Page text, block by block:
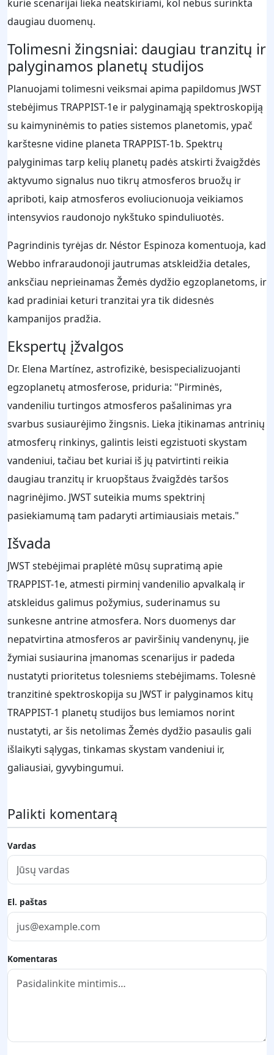
kurie scenarijai lieka neatskiriami, kol nebus surinkta
daugiau duomenų.
Tolimesni žingsniai: daugiau tranzitų ir
palyginamos planetų studijos
Planuojami tolimesni veiksmai apima papildomus JWST
stebėjimus TRAPPIST-1e ir palyginamąją spektroskopiją
su kaimyninėmis to paties sistemos planetomis, ypač
karštesne vidine planeta TRAPPIST-1b. Spektrų
palyginimas tarp kelių planetų padės atskirti žvaigždės
aktyvumo signalus nuo tikrų atmosferos bruožų ir
apriboti, kaip atmosferos evoliucionuoja veikiamos
intensyvios raudonojo nykštuko spinduliuotės.
Pagrindinis tyrėjas dr. Néstor Espinoza komentuoja, kad
Webbo infraraudonoji jautrumas atskleidžia detales,
anksčiau neprieinamas Žemės dydžio egzoplanetoms, ir
kad pradiniai keturi tranzitai yra tik didesnės
kampanijos pradžia.
Ekspertų įžvalgos
Dr. Elena Martínez, astrofizikė, besispecializuojanti
egzoplanetų atmosferose, priduria: "Pirminės,
vandeniliu turtingos atmosferos pašalinimas yra
svarbus susiaurėjimo žingsnis. Lieka įtikinamas antrinių
atmosferų rinkinys, galintis leisti egzistuoti skystam
vandeniui, tačiau bet kuriai iš jų patvirtinti reikia
daugiau tranzitų ir kruopštaus žvaigždės taršos
nagrinėjimo. JWST suteikia mums spektrinį
pasiekiamumą tam padaryti artimiausiais metais."
Išvada
JWST stebėjimai praplėtė mūsų supratimą apie
TRAPPIST-1e, atmesti pirminį vandenilio apvalkalą ir
atskleidus galimus požymius, suderinamus su
sunkesne antrine atmosfera. Nors duomenys dar
nepatvirtina atmosferos ar paviršinių vandenynų, jie
žymiai susiaurina įmanomas scenarijus ir padeda
nustatyti prioritetus tolesniems stebėjimams. Tolesnė
tranzitinė spektroskopija su JWST ir palyginamos kitų
TRAPPIST-1 planetų studijos bus lemiamos norint
nustatyti, ar šis netolimas Žemės dydžio pasaulis gali
išlaikyti sąlygas, tinkamas skystam vandeniui ir,
galiausiai, gyvybingumui.
Palikti komentarą
Vardas
El. paštas
Komentaras